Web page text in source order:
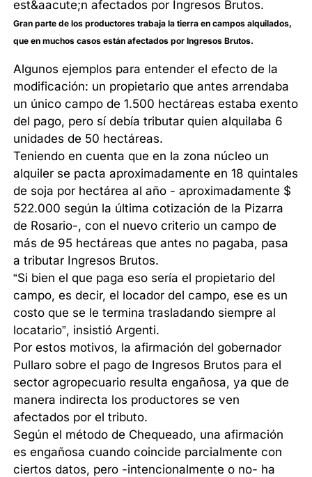
Gran parte de los productores trabaja la tierra en campos alquilados,
que en muchos casos están afectados por Ingresos Brutos.
Algunos ejemplos para entender el efecto de la
modificación: un propietario que antes arrendaba
un único campo de 1.500 hectáreas estaba exento
del pago, pero sí debía tributar quien alquilaba 6
unidades de 50 hectáreas.
Teniendo en cuenta que en la zona núcleo un
alquiler se pacta aproximadamente en 18 quintales
de soja por hectárea al año - aproximadamente $
522.000 según la última cotización de la Pizarra
de Rosario-, con el nuevo criterio un campo de
más de 95 hectáreas que antes no pagaba, pasa
a tributar Ingresos Brutos.
“Si bien el que paga eso sería el propietario del
campo, es decir, el locador del campo, ese es un
costo que se le termina trasladando siempre al
locatario”, insistió Argenti.
Por estos motivos, la afirmación del gobernador
Pullaro sobre el pago de Ingresos Brutos para el
sector agropecuario resulta engañosa, ya que de
manera indirecta los productores se ven
afectados por el tributo.
Según el método de Chequeado, una afirmación
es engañosa cuando coincide parcialmente con
ciertos datos, pero -intencionalmente o no- ha